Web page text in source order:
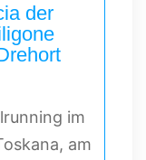
der
im
am